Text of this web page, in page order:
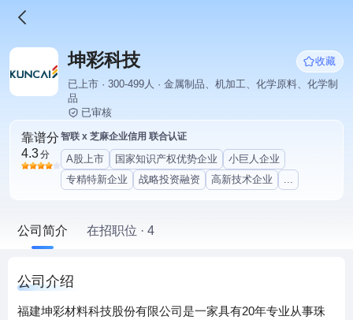
坤彩科技
收藏
已上市 · 300-499人 · 金属制品、机加工、化学原料、化学制
品
已审核
靠谱分
4.3分
智联 x 芝麻企业信用 联合认证
A股上市 国家知识产权优势企业
小巨人企业
专精特新企业
战略投资融资 高新技术企业 ...
公司简介 在招职位 · 4
公司介绍
福建坤彩材料科技股份有限公司是一家具有20年专业从事珠